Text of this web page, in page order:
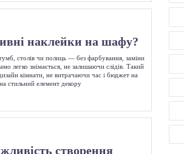
наклейки на шафу?
столів чи полиць — без фарбування, заміни
легко знімається, не залишаючи слідів. Такий
кімнати, не витрачаючи час і бюджет на
стильний елемент декору
створення